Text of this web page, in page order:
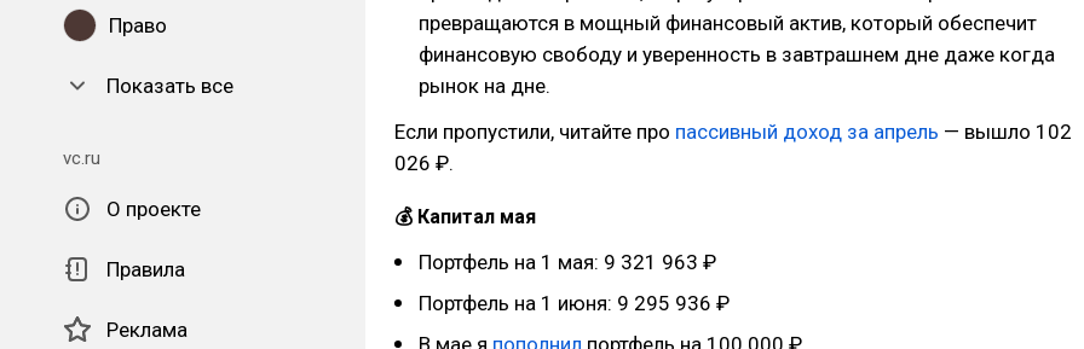
Право
Показать все
vc.ru
О проекте
Правила
Реклама
превращаются в мощный финансовый актив, который обеспечит
финансовую свободу и уверенность в завтрашнем дне даже когда
рынок на дне.
Если пропустили, читайте про пассивный доход за апрель — вышло 102
026 ₽.
💰 Капитал мая
Портфель на 1 мая: 9 321 963 ₽
Портфель на 1 июня: 9 295 936 ₽
В мае я пополнил портфель на 100 000 ₽